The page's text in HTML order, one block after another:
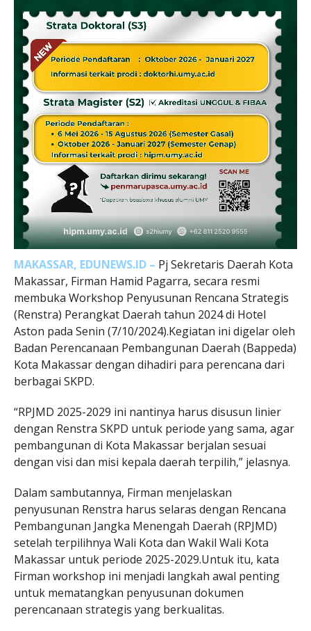
MAKASSAR, EDUNEWS.ID – Pj Sekretaris Daerah Kota
Makassar, Firman Hamid Pagarra, secara resmi
membuka Workshop Penyusunan Rencana Strategis
(Renstra) Perangkat Daerah tahun 2024 di Hotel
Aston pada Senin (7/10/2024).Kegiatan ini digelar oleh
Badan Perencanaan Pembangunan Daerah (Bappeda)
Kota Makassar dengan dihadiri para perencana dari
berbagai SKPD.
“RPJMD 2025-2029 ini nantinya harus disusun linier
dengan Renstra SKPD untuk periode yang sama, agar
pembangunan di Kota Makassar berjalan sesuai
dengan visi dan misi kepala daerah terpilih,” jelasnya.
Dalam sambutannya, Firman menjelaskan
penyusunan Renstra harus selaras dengan Rencana
Pembangunan Jangka Menengah Daerah (RPJMD)
setelah terpilihnya Wali Kota dan Wakil Wali Kota
Makassar untuk periode 2025-2029.Untuk itu, kata
Firman workshop ini menjadi langkah awal penting
untuk mematangkan penyusunan dokumen
perencanaan strategis yang berkualitas.